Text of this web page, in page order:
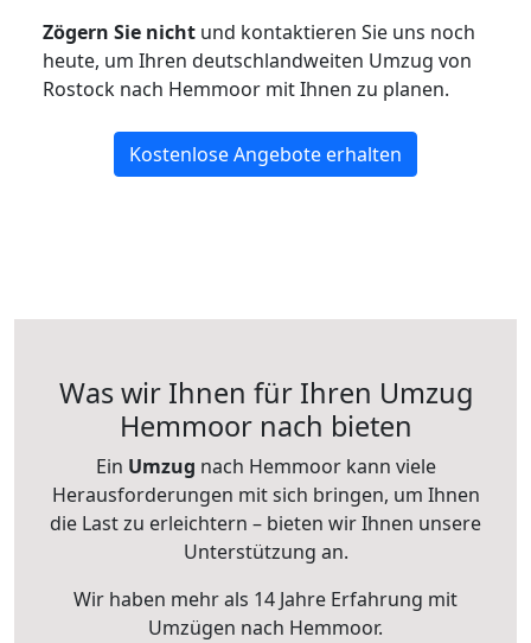
Zögern Sie nicht und kontaktieren Sie uns noch
heute, um Ihren deutschlandweiten Umzug von
Rostock nach Hemmoor mit Ihnen zu planen.
Kostenlose Angebote erhalten
Was wir Ihnen für Ihren Umzug
Hemmoor nach bieten
Ein Umzug nach Hemmoor kann viele
Herausforderungen mit sich bringen, um Ihnen
die Last zu erleichtern – bieten wir Ihnen unsere
Unterstützung an.
Wir haben mehr als 14 Jahre Erfahrung mit
Umzügen nach Hemmoor.